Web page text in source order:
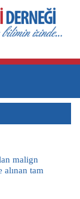
malign
alınan tam